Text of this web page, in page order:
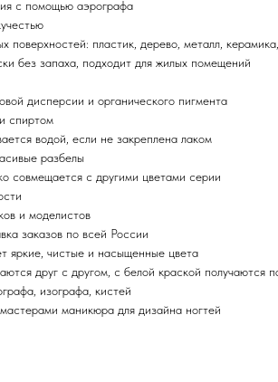
с помощью аэрографа
поверхностей: пластик, дерево, металл,
без запаха, подходит для жилых помещений
дисперсии и органического пигмента
спиртом
водой, если не закреплена лаком
разбелы
совмещается с другими цветами серии
и моделистов
заказов по всей России
яркие, чистые и насыщенные цвета
друг с другом, с белой краской получаются
изографа, кистей
маникюра для дизайна ногтей